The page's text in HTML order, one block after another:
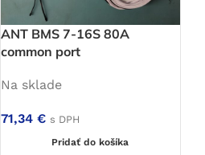
ANT BMS 7-16S 80A
common port
Na sklade
71,34 € s DPH
Pridať do košíka